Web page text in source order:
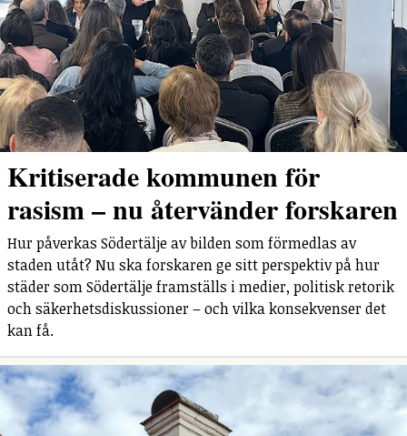
Kritiserade kommunen för
rasism – nu återvänder forskaren
Hur påverkas Södertälje av bilden som förmedlas av
staden utåt? Nu ska forskaren ge sitt perspektiv på hur
städer som Södertälje framställs i medier, politisk retorik
och säkerhetsdiskussioner – och vilka konsekvenser det
kan få.